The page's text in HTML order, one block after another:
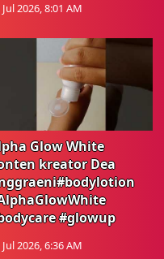
2026, 8:01 AM
Glow White
kreator Dea
#glowup
2026, 6:36 AM